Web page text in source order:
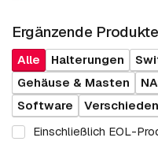
Ergänzende Produkte
Alle Halterungen
Gehäuse & Masten
Software
Einschließlich EOL-